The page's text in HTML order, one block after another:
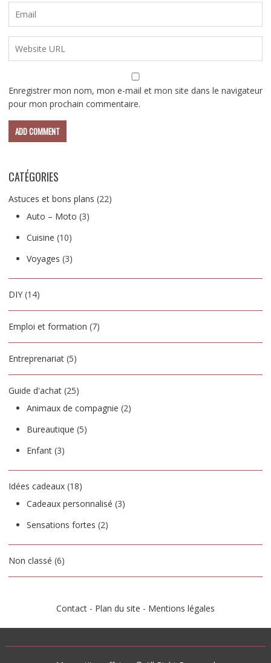
Enregistrer mon nom, mon e-mail et mon site dans le navigateur
pour mon prochain commentaire.
CATÉGORIES
Astuces et bons plans (22)
Auto – Moto (3)
Cuisine (10)
Voyages (3)
DIY(14)
Emploi et formation (7)
Entreprenariat(5)
Guide d'achat(25)
Animaux de compagnie (2)
Bureautique (5)
Enfant(3)
Idées cadeaux(18)
Cadeaux personnalisé (3)
Sensations fortes (2)
Non classé (6)
Contact - Plan du site - Mentions légales